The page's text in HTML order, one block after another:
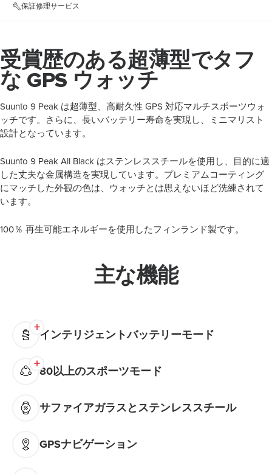
保証修理サービス
受賞歴のある超薄型でタフ
な GPS ウォッチ
Suunto 9 Peak は超薄型、高耐久性 GPS 対応マルチスポーツウォ
ッチです。さらに、長いバッテリー寿命を実現し、ミニマリスト
設計となっています。
Suunto 9 Peak All Black はステンレススチールを使用し、目的に適
した丈夫な金属構造を実現しています。プレミアムコーティング
にマッチした外観の色は、ウォッチとは思えないほど洗練されて
います。
100％ 再生可能エネルギーを使用したフィンランド製です。
主な機能
インテリジェントバッテリーモード
80以上のスポーツモード
サファイアガラスとステンレススチール
GPSナビゲーション